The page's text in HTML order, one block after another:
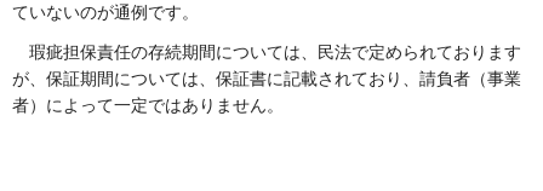
ていないのが通例です。
瑕疵担保責任の存続期間については、民法で定められております
が、保証期間については、保証書に記載されており、請負者（事業
者）によって一定ではありません。